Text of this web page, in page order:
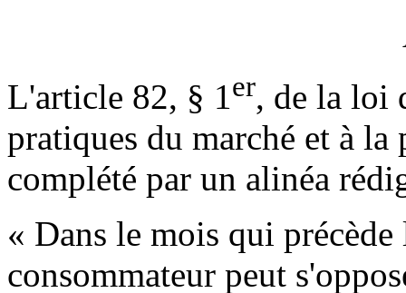
L'article 82, § 1er, de la loi
pratiques du marché et à
complété par un alinéa
« Dans le mois qui
consommateur peut